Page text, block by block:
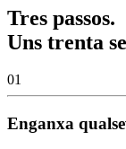
Tres passos.
Uns trenta
01
Enganxa